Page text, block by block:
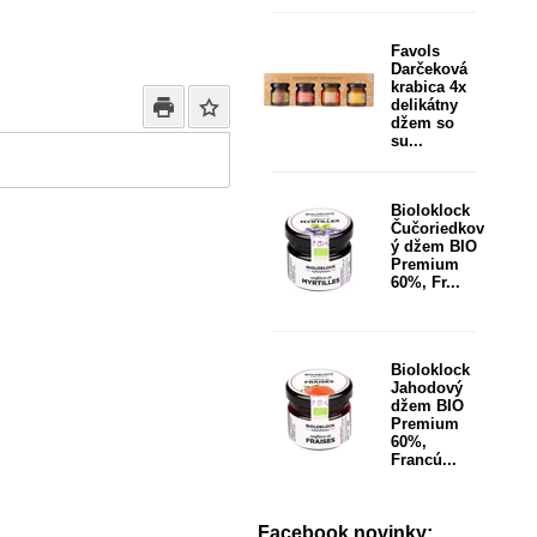
Favols
Darčeková
krabica 4x
delikátny
džem so
su...
Bioloklock
Čučoriedkov
ý džem BIO
Premium
60%, Fr...
Bioloklock
Jahodový
džem BIO
Premium
60%,
Francú...
Facebook novinky: